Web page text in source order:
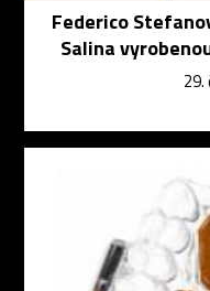
Federico
Salina